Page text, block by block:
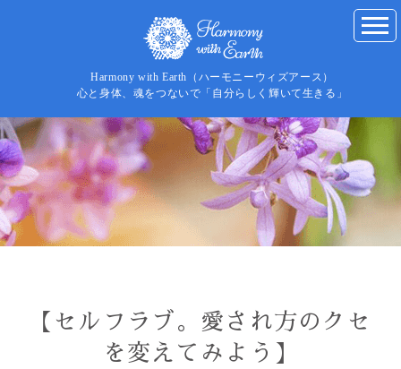
Harmony with Earth（ハーモニーウィズアース）
心と身体、魂をつないで「自分らしく輝いて生きる」
【セルフラブ。愛され方のクセ
を変えてみよう】